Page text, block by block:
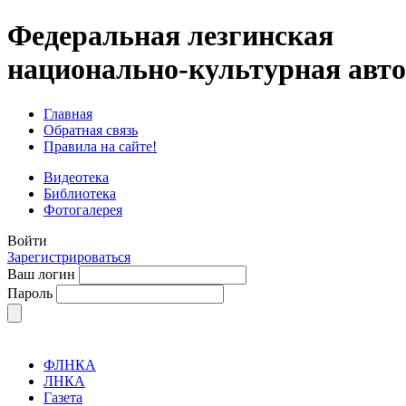
Федеральная лезгинская
национально-культурная
Главная
Обратная связь
Правила на сайте!
Видеотека
Библиотека
Фотогалерея
Войти
Зарегистрироваться
Ваш логин
Пароль
ФЛНКА
ЛНКА
Газета